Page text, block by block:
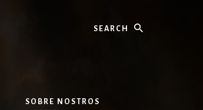
SOBRE NOSTROS